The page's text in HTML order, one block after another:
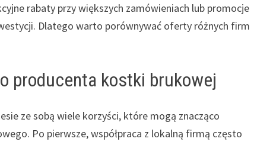
rabaty przy większych zamówieniach lub promocje
Dlatego warto porównywać oferty różnych firm
producenta kostki brukowej
ze sobą wiele korzyści, które mogą znacząco
Po pierwsze, współpraca z lokalną firmą często